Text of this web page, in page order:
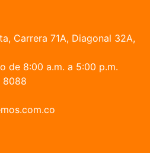
Carrera 71A, Diagonal 32A,
de 8:00 a.m. a 5:00 p.m.
8088